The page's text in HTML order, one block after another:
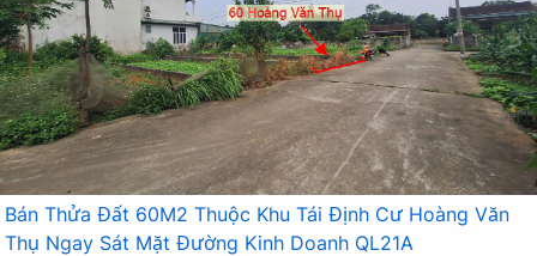
Bán Thửa Đất 60M2 Thuộc Khu Tái Định Cư Hoàng Văn
Thụ Ngay Sát Mặt Đường Kinh Doanh QL21A